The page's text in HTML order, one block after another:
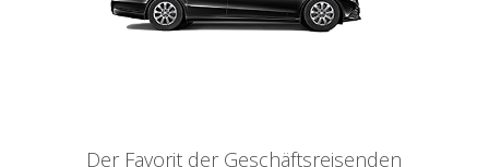
Der Favorit der Geschäftsreisenden